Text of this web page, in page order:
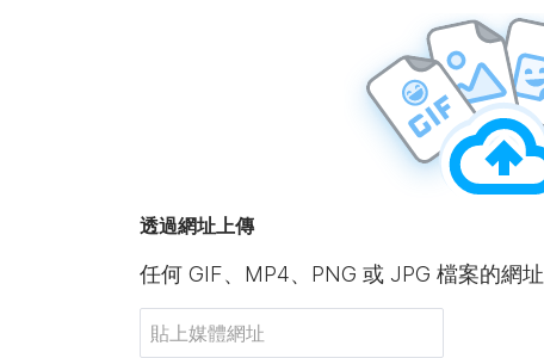
透過網址上傳
任何 GIF、MP4、PNG 或 JPG 檔案的網址